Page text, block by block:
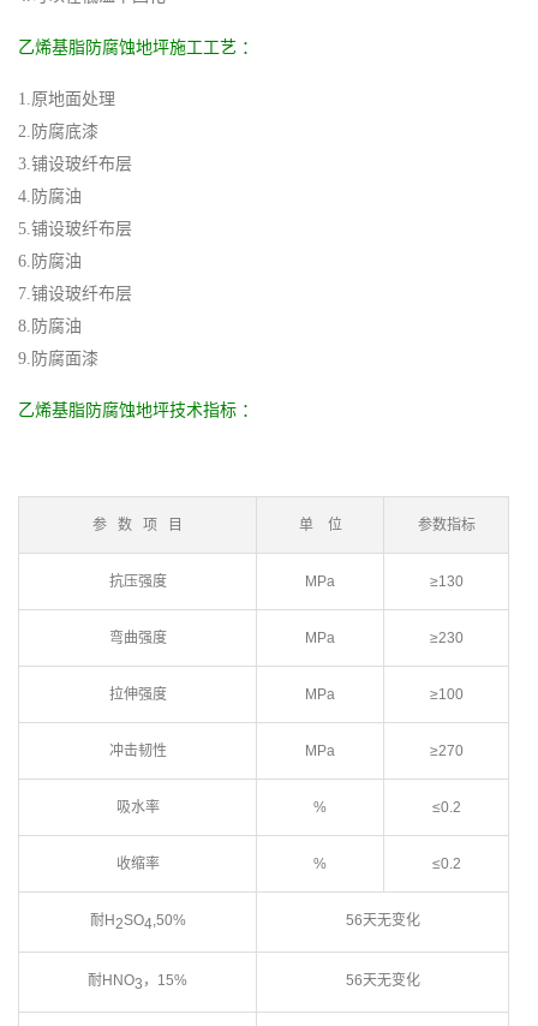
乙烯基脂防腐蚀地坪施工工艺 ：
1.原地面处理
2.防腐底漆
3.铺设玻纤布层
4.防腐油
5.铺设玻纤布层
6.防腐油
7.铺设玻纤布层
8.防腐油
9.防腐面漆
乙烯基脂防腐蚀地坪技术指标 ：
参 数 项 目 单 位 参数指标
抗压强度 MPa ≥130
弯曲强度 MPa ≥230
拉伸强度 MPa ≥100
冲击韧性 MPa ≥270
吸水率 % ≤0.2
收缩率 % ≤0.2
耐H2SO4 ,50% 56天无变化
耐HNO3 ，15% 56天无变化